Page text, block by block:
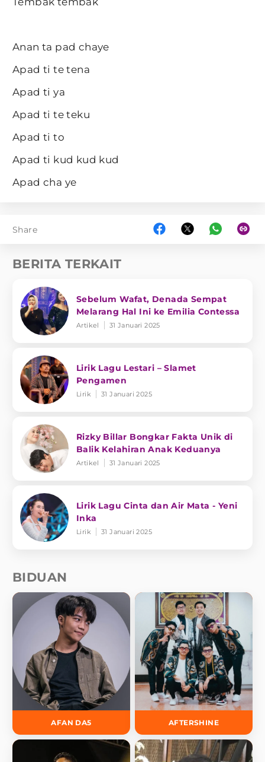
Anan ta pad chaye
Apad ti te tena
Apad ti ya
Apad ti te teku
Apad ti to
Apad ti kud kud kud
Apad cha ye
Share
BERITA TERKAIT
Sebelum Wafat, Denada Sempat
Melarang Hal Ini ke Emilia Contessa
Artikel 31 Januari 2025
Lirik Lagu Lestari – Slamet
Pengamen
Lirik 31 Januari 2025
Rizky Billar Bongkar Fakta Unik di
Balik Kelahiran Anak Keduanya
Artikel 31 Januari 2025
Lirik Lagu Cinta dan Air Mata - Yeni
Inka
Lirik 31 Januari 2025
BIDUAN
AFAN DA5 AFTERSHINE